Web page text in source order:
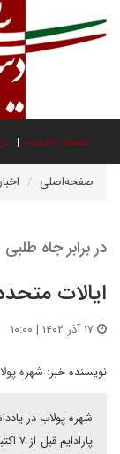
صفحه نخست
صفحه‌اصلی اخبار
در برابر جاه
ایالات
نویسنده خبر: شهره
شهره پولاب در